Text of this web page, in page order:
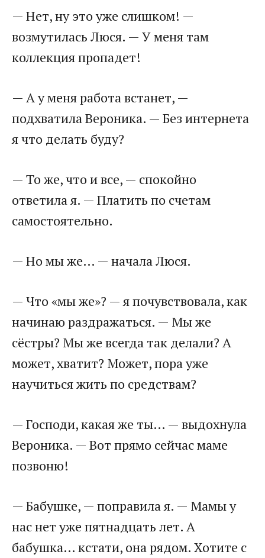
— Нет, ну это уже слишком! —
возмутилась Люся. — У меня там
коллекция пропадет!
— А у меня работа встанет, —
подхватила Вероника. — Без интернета
я что делать буду?
— То же, что и все, — спокойно
ответила я. — Платить по счетам
самостоятельно.
— Но мы же… — начала Люся.
— Что «мы же»? — я почувствовала, как
начинаю раздражаться. — Мы же
сёстры? Мы же всегда так делали? А
может, хватит? Может, пора уже
научиться жить по средствам?
— Господи, какая же ты… — выдохнула
Вероника. — Вот прямо сейчас маме
позвоню!
— Бабушке, — поправила я. — Мамы у
нас нет уже пятнадцать лет. А
бабушка… кстати, она рядом. Хотите с